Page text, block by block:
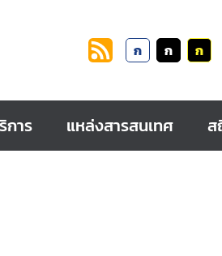
ก ก ก
การ แหล่งสารสนเทศ ส